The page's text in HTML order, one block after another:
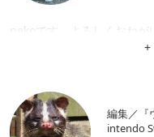
nekoです。よろしくおねが
編集／『
intendo